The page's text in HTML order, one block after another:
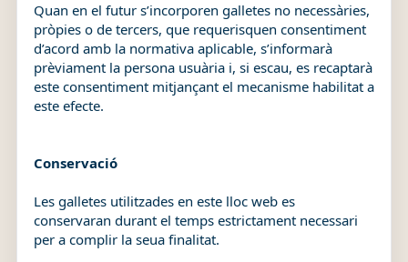
Quan en el futur s’incorporen galletes no necessàries,
pròpies o de tercers, que requerisquen consentiment
d’acord amb la normativa aplicable, s’informarà
prèviament la persona usuària i, si escau, es recaptarà
este consentiment mitjançant el mecanisme habilitat a
este efecte.
Conservació
Les galletes utilitzades en este lloc web es
conservaran durant el temps estrictament necessari
per a complir la seua finalitat.